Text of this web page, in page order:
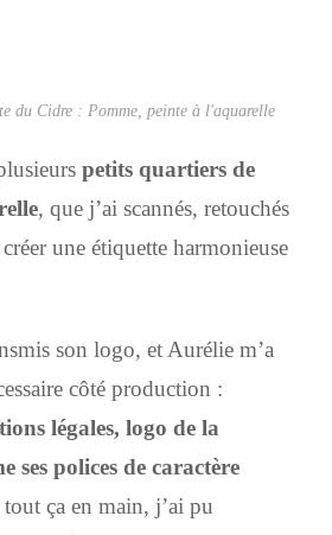
du Cidre : Pomme, peinte à l'aquarelle
petits quartiers de
, que j’ai scannés, retouchés
une étiquette harmonieuse
son logo, et Aurélie m’a
côté production :
légales, logo de la
ses polices de caractère
ça en main, j’ai pu